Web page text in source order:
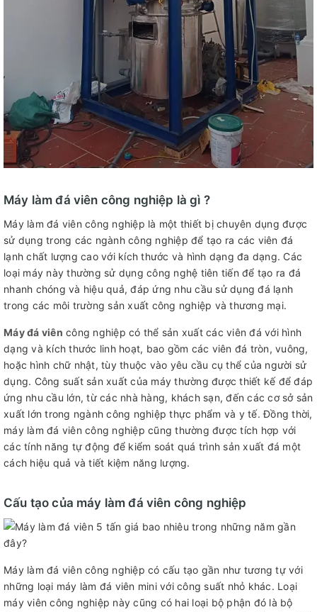
Máy làm đá viên công nghiệp là gì ?
Máy làm đá viên công nghiệp là một thiết bị chuyên dụng được
sử dụng trong các ngành công nghiệp để tạo ra các viên đá
lạnh chất lượng cao với kích thước và hình dạng đa dạng. Các
loại máy này thường sử dụng công nghệ tiên tiến để tạo ra đá
nhanh chóng và hiệu quả, đáp ứng nhu cầu sử dụng đá lạnh
trong các môi trường sản xuất công nghiệp và thương mại.
Máy đá viên công nghiệp có thể sản xuất các viên đá với hình
dạng và kích thước linh hoạt, bao gồm các viên đá tròn, vuông,
hoặc hình chữ nhật, tùy thuộc vào yêu cầu cụ thể của người sử
dụng. Công suất sản xuất của máy thường được thiết kế để đáp
ứng nhu cầu lớn, từ các nhà hàng, khách sạn, đến các cơ sở sản
xuất lớn trong ngành công nghiệp thực phẩm và y tế. Đồng thời,
máy làm đá viên công nghiệp cũng thường được tích hợp với
các tính năng tự động để kiểm soát quá trình sản xuất đá một
cách hiệu quả và tiết kiệm năng lượng.
Cấu tạo của máy làm đá viên công nghiệp
Máy làm đá viên công nghiệp có cấu tạo gần như tương tự với
những loại máy làm đá viên mini với công suất nhỏ khác. Loại
máy viên công nghiệp này cũng có hai loại bộ phận đó là bộ